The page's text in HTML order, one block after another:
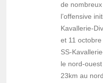
de
l’offensive
Kavallerie-
et 11
SS-
le nord-
23km au